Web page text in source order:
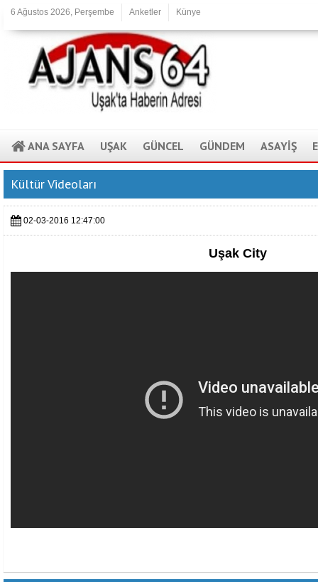
6 Ağustos 2026, Perşembe Anketler Künye
ANA SAYFA UŞAK GÜNCEL GÜNDEM ASAYİŞ
Kültür Videoları
02-03-2016 12:47:00
Uşak City